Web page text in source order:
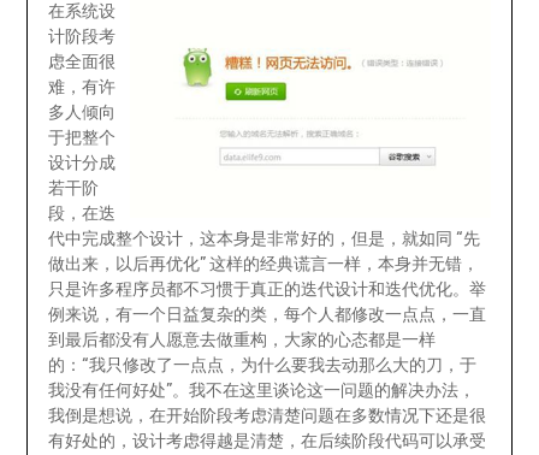
在系统设
计阶段考
虑全面很
难，有许
多人倾向
于把整个
设计分成
若干阶
段，在迭
代中完成整个设计，这本身是非常好的，但是，就如同 “先
做出来，以后再优化” 这样的经典谎言一样，本身并无错，
只是许多程序员都不习惯于真正的迭代设计和迭代优化。举
例来说，有一个日益复杂的类，每个人都修改一点点，一直
到最后都没有人愿意去做重构，大家的心态都是一样
的：“我只修改了一点点，为什么要我去动那么大的刀，于
我没有任何好处”。我不在这里谈论这一问题的解决办法，
我倒是想说，在开始阶段考虑清楚问题在多数情况下还是很
有好处的，设计考虑得越是清楚，在后续阶段代码可以承受